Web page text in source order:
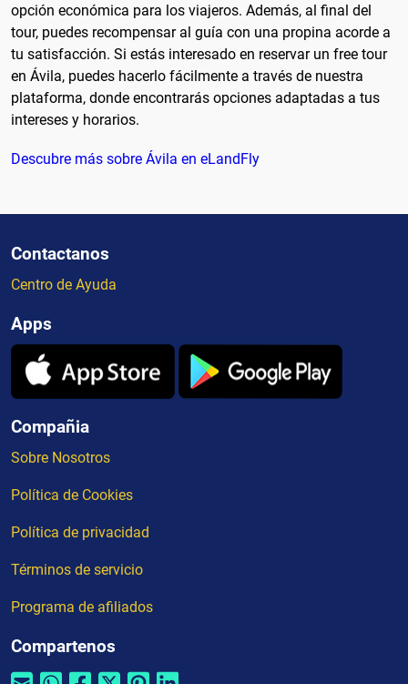
opción económica para los viajeros. Además, al final del
tour, puedes recompensar al guía con una propina acorde a
tu satisfacción. Si estás interesado en reservar un free tour
en Ávila, puedes hacerlo fácilmente a través de nuestra
plataforma, donde encontrarás opciones adaptadas a tus
intereses y horarios.
Descubre más sobre Ávila en eLandFly
Contactanos
Centro de Ayuda
Apps
Compañia
Sobre Nosotros
Política de Cookies
Política de privacidad
Términos de servicio
Programa de afiliados
Compartenos